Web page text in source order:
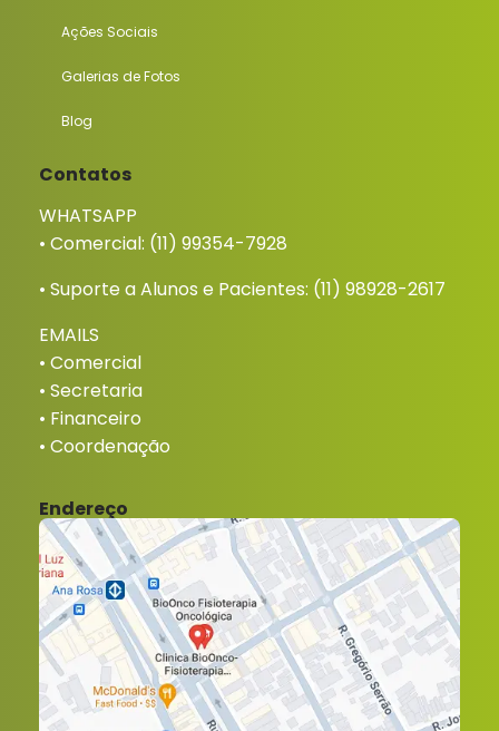
Ações Sociais
Galerias de Fotos
Blog
Contatos
WHATSAPP
• Comercial: (11) 99354-7928
• Suporte a Alunos e Pacientes: (11) 98928-2617
EMAILS
• Comercial
• Secretaria
• Financeiro
• Coordenação
Endereço